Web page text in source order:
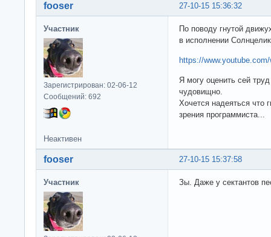
27-10-15 15:36:32
fooser
Участник
Зарегистрирован: 02-06-12
Сообщений: 692
По поводу гнутой
в исполнении
https://
Я могу оценить сей
чудовищно.
Хочется надеяться что
зрения программиста...
Неактивен
27-10-15 15:37:58
fooser
Участник Зы. Даже у сектантов